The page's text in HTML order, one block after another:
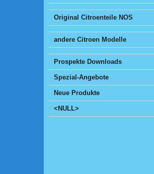
Original Citroenteile NOS
andere Citroen Modelle
Prospekte Downloads
Spezial-Angebote
Neue Produkte
<NULL>